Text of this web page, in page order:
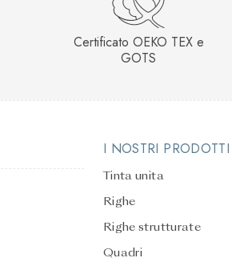
Certificato OEKO TEX e
GOTS
I NOSTRI PRODOTTI
Tinta unita
Righe
Righe strutturate
Quadri